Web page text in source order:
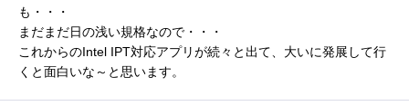
も・・・
まだまだ日の浅い規格なので・・・
これからのIntel IPT対応アプリが続々と出て、大いに発展して行
くと面白いな～と思います。